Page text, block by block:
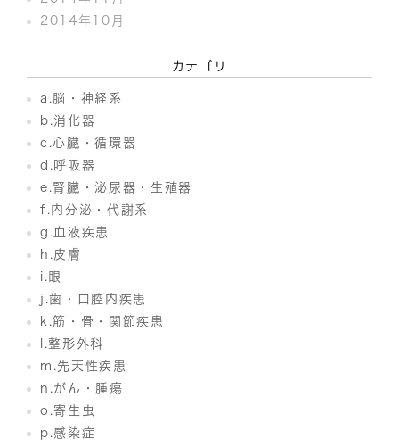
2014年10月
カテゴリ
a.脳・神経系
b.消化器
c.心臓・循環器
d.呼吸器
e.腎臓・泌尿器・生殖器
f.内分泌・代謝系
g.血液疾患
h.皮膚
i.眼
j.歯・口腔内疾患
k.筋・骨・関節疾患
l.整形外科
m.先天性疾患
n.がん・腫瘍
o.寄生虫
p.感染症